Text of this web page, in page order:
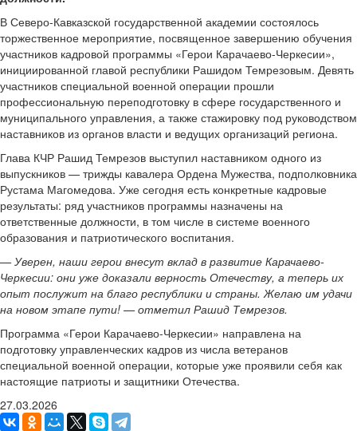
В Северо-Кавказской государственной академии состоялось
торжественное мероприятие, посвященное завершению обучения
участников кадровой программы «Герои Карачаево-Черкесии»,
инициированной главой республики Рашидом Темрезовым. Девять
участников специальной военной операции прошли
профессиональную переподготовку в сфере государственного и
муниципального управления, а также стажировку под руководством
наставников из органов власти и ведущих организаций региона.
Глава КЧР Рашид Темрезов выступил наставником одного из
выпускников — трижды кавалера Ордена Мужества, подполковника
Рустама Магомедова. Уже сегодня есть конкретные кадровые
результаты: ряд участников программы назначены на
ответственные должности, в том числе в системе военного
образования и патриотического воспитания.
— Уверен, наши герои внесут вклад в развитие Карачаево-
Черкесии: они уже доказали верность Отечеству, а теперь их
опыт послужит на благо республики и страны. Желаю им удачи
на новом этапе пути! — отметил Рашид Темрезов.
Программа «Герои Карачаево-Черкесии» направлена на
подготовку управленческих кадров из числа ветеранов
специальной военной операции, которые уже проявили себя как
настоящие патриоты и защитники Отечества.
27.03.2026